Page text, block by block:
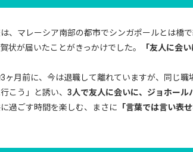
、マレーシア南部の都市でシンガポールとは橋
賀状が届いたことがきっかけでした。
「友人に会
ヶ月前に、今は退職して離れていますが、同じ
行こう」と誘い、 3人で友人に会いに、ジョホール
過ごす時間を楽しむ、まさに 「言葉では言い表